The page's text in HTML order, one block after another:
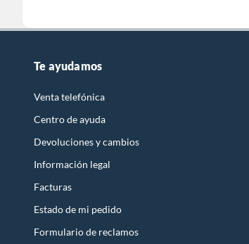
Te ayudamos
Venta telefónica
Centro de ayuda
Devoluciones y cambios
Información legal
Facturas
Estado de mi pedido
Formulario de reclamos